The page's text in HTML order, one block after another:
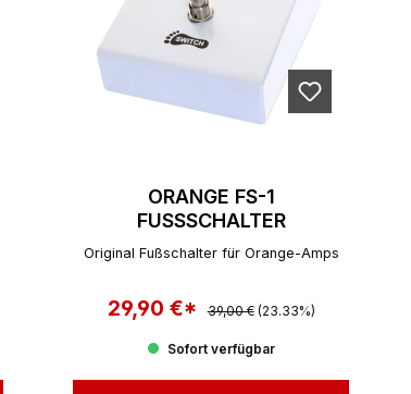
ORANGE FS-1
FUSSSCHALTER
Original Fußschalter für Orange-Amps
Verkaufspreis:
29,90 €* Regulärer Preis:
39,00 € (23.33%)
Sofort verfügbar